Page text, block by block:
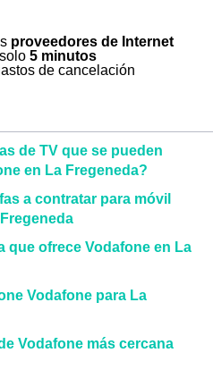
proveedores de Internet
5 minutos
de cancelación
de TV que se pueden
en La Fregeneda?
a contratar para móvil
que ofrece Vodafone en La
Vodafone para La
Vodafone más cercana